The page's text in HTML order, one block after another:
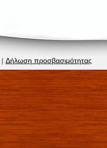
| Δήλωση προσβασιμότητας